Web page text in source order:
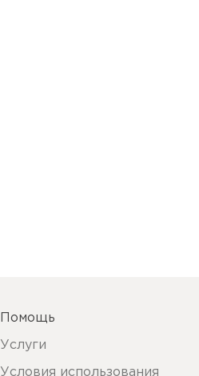
Помощь
Услуги
Условия использования